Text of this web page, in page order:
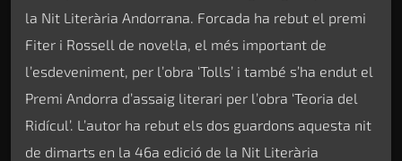
la Nit Literària Andorrana. Forcada ha rebut el premi
Fiter i Rossell de novel·la, el més important de
l’esdeveniment, per l’obra ‘Tolls’ i també s’ha endut el
Premi Andorra d’assaig literari per l’obra ‘Teoria del
Ridícul’. L’autor ha rebut els dos guardons aquesta nit
de dimarts en la 46a edició de la Nit Literària